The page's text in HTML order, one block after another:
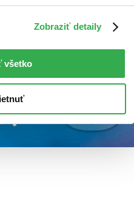
Zobraziť detaily
všetko